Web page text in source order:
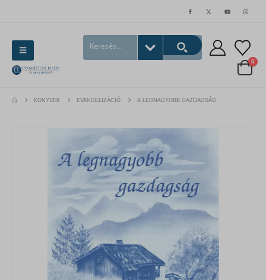
0
KÖNYVEK EVANGELIZÁCIÓ A LEGNAGYOBB GAZDAGSÁG